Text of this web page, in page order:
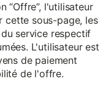
“Offre”, l'utilisateur
cette sous-page, les
service respectif
L'utilisateur est
de paiement
de l'offre.